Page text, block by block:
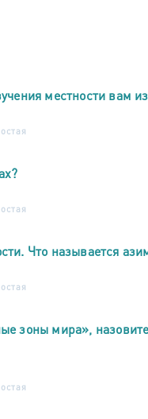
местности вам
Что называется
зоны мира»,